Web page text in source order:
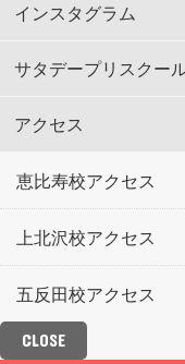
インスタグラム
サタデープリスクー
アクセス
恵比寿校アクセス
上北沢校アクセス
五反田校アクセス
CLOSE